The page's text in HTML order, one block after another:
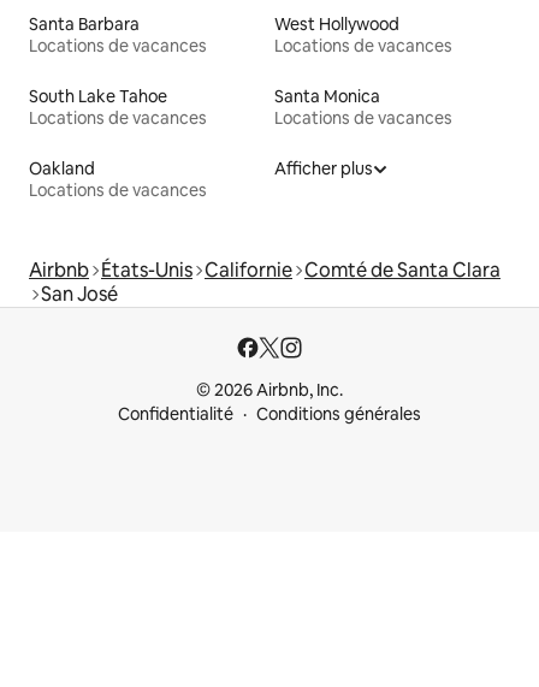
Santa Barbara
Locations de vacances
West Hollywood
Locations de vacances
South Lake Tahoe
Locations de vacances
Santa Monica
Locations de vacances
Oakland
Locations de vacances
Afficher plus
Airbnb États-Unis Californie Comté de Santa Clara
San José
© 2026 Airbnb, Inc.
Confidentialité
Conditions générales